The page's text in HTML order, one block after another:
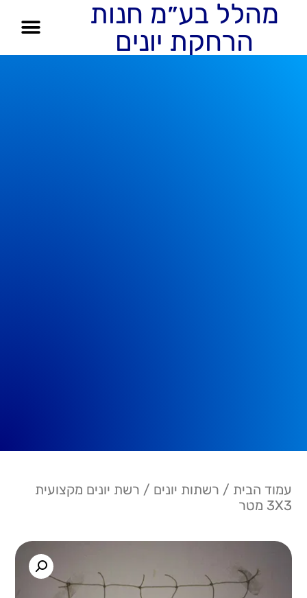
מהלל בע״מ חנות
הרחקת יונים
עמוד הבית / רשתות יונים / רשת יונים מקצועית
3X3 מטר